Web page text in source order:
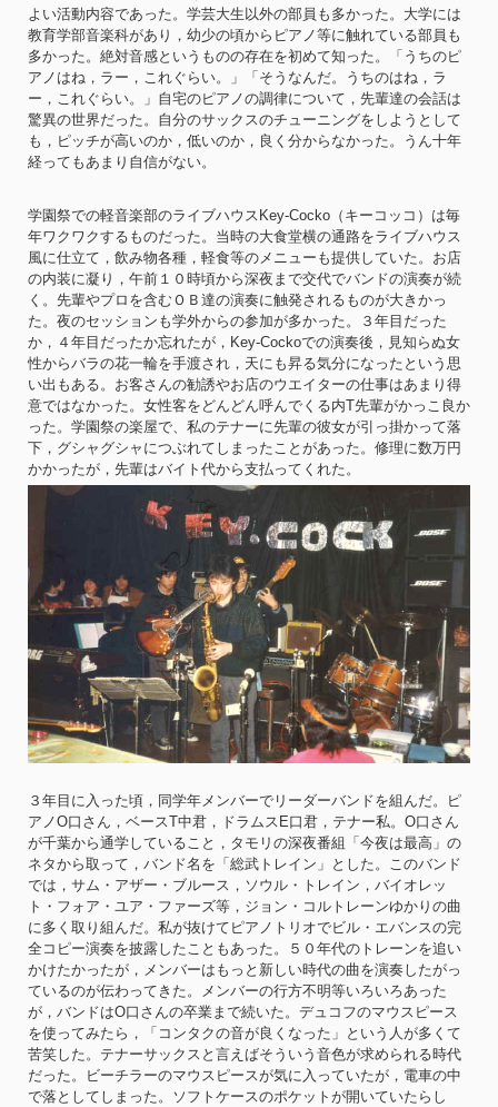
よい活動内容であった。学芸大生以外の部員も多かった。大学には
教育学部音楽科があり，幼少の頃からピアノ等に触れている部員も
多かった。絶対音感というものの存在を初めて知った。「うちのピ
アノはね，ラー，これぐらい。」「そうなんだ。うちのはね，ラ
ー，これぐらい。」自宅のピアノの調律について，先輩達の会話は
驚異の世界だった。自分のサックスのチューニングをしようとして
も，ピッチが高いのか，低いのか，良く分からなかった。うん十年
経ってもあまり自信がない。
学園祭での軽音楽部のライブハウスKey-Cocko（キーコッコ）は毎
年ワクワクするものだった。当時の大食堂横の通路をライブハウス
風に仕立て，飲み物各種，軽食等のメニューも提供していた。お店
の内装に凝り，午前１０時頃から深夜まで交代でバンドの演奏が続
く。先輩やプロを含むＯＢ達の演奏に触発されるものが大きかっ
た。夜のセッションも学外からの参加が多かった。３年目だった
か，４年目だったか忘れたが，Key-Cockoでの演奏後，見知らぬ女
性からバラの花一輪を手渡され，天にも昇る気分になったという思
い出もある。お客さんの勧誘やお店のウエイターの仕事はあまり得
意ではなかった。女性客をどんどん呼んでくる内T先輩がかっこ良か
った。学園祭の楽屋で、私のテナーに先輩の彼女が引っ掛かって落
下，グシャグシャにつぶれてしまったことがあった。修理に数万円
かかったが，先輩はバイト代から支払ってくれた。
３年目に入った頃，同学年メンバーでリーダーバンドを組んだ。ピ
アノO口さん，ベースT中君，ドラムスE口君，テナー私。O口さん
が千葉から通学していること，タモリの深夜番組「今夜は最高」の
ネタから取って，バンド名を「総武トレイン」とした。このバンド
では，サム・アザー・ブルース，ソウル・トレイン，バイオレッ
ト・フォア・ユア・ファーズ等，ジョン・コルトレーンゆかりの曲
に多く取り組んだ。私が抜けてピアノトリオでビル・エバンスの完
全コピー演奏を披露したこともあった。５０年代のトレーンを追い
かけたかったが，メンバーはもっと新しい時代の曲を演奏したがっ
ているのが伝わってきた。メンバーの行方不明等いろいろあった
が，バンドはO口さんの卒業まで続いた。デュコフのマウスピース
を使ってみたら，「コンタクの音が良くなった」という人が多くて
苦笑した。テナーサックスと言えばそういう音色が求められる時代
だった。ビーチラーのマウスピースが気に入っていたが，電車の中
で落としてしまった。ソフトケースのポケットが開いていたらし